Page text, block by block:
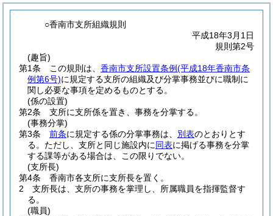
○香南市支所組織規則
平成18年3月1日
規則第2号
(趣旨)
第1条
この規則は、 香南市支所設置条例(平成18年香南市条
例第6号)に規定する支所の組織及び分掌事務並びに職制に
関し必要な事項を定めるものとする。
(係の設置)
第2条
支所に支所係を置き、事務を分掌する。
(事務分掌)
第3条
前条に規定する係の分掌事務は、 別表のとおりとす
る。 ただし、支所と同じ施設内に同表に掲げる事務を分掌
する課等がある場合は、この限りでない。
(支所長)
第4条
香南市各支所に支所長を置く。
2
支所長は、支所の事務を掌理し、所属職員を指揮監督す
る。
(職員)